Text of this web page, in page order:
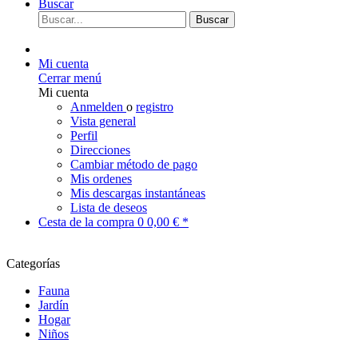
Buscar
Buscar
Mi cuenta
Cerrar menú
Mi cuenta
Anmelden o registro
Vista general
Perfil
Direcciones
Cambiar método de pago
Mis ordenes
Mis descargas instantáneas
Lista de deseos
Cesta de la compra 0 0,00 € *
Categorías
Fauna
Jardín
Hogar
Niños